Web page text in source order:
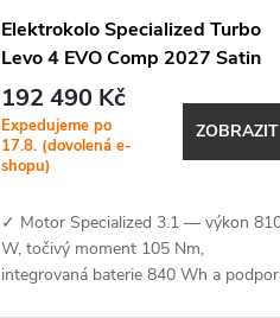
Elektrokolo Specialized Turbo
Levo 4 EVO Comp 2027 Satin
Agave Grey / Desert Metallic
192 490 Kč
Expedujeme po
17.8. (dovolená e-
shopu)
ZOBRAZIT
✓ Motor Specialized 3.1 — výkon
W, točivý moment 105 Nm,
integrovaná baterie 840 Wh a